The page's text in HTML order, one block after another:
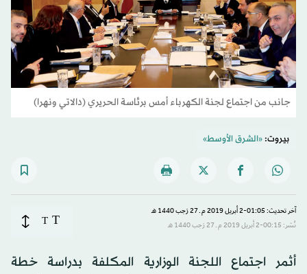
جانب من اجتماع لجنة الكهرباء أمس برئاسة الحريري (دالاتي ونهرا)
بيروت:«الشرق الأوسط»
آخر تحديث: 01:05-2 أبريل 2019 م ـ 27 رَجب 1440 هـ
نُشر: 00:15-2 أبريل 2019 م ـ 27 رَجب 1440 هـ
T
T
أثمر اجتماع اللجنة الوزارية المكلفة بدراسة خطة